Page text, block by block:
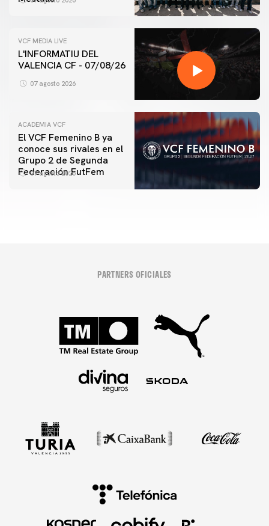
VCF MEDIA LIVE
L'INFORMATIU DEL
VALENCIA CF - 07/08/26
07 agosto 2026
ACADEMIA VCF
El VCF Femenino B ya
conoce sus rivales en el
Grupo 2 de Segunda
Federación FutFem
07 agosto 2026
PARTNERS OFICIALES